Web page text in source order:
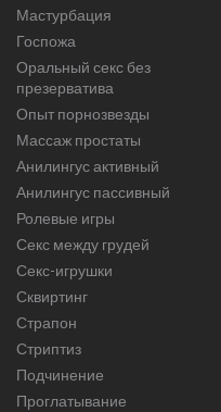
Мастурбация
Госпожа
Оральный секс без
презерватива
Опыт порнозвезды
Массаж простаты
Анилингус активный
Анилингус пассивный
Ролевые игры
Секс между грудей
Секс-игрушки
Сквиртинг
Страпон
Стриптиз
Подчинение
Проглатывание